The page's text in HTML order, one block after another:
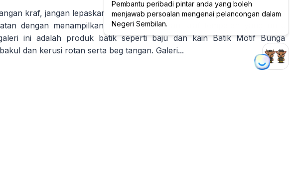
kraf, jangan lepaskan peluang untuk mendapatkan koleksi barangan
dengan menampilkan pelbagai barangan kraf tempatan yang unik.
ini adalah produk batik seperti baju dan kain Batik Motif Bunga
dan kerusi rotan serta beg tangan. Galeri...